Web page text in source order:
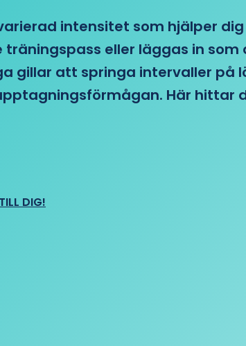
intensitet som hjälper
eller läggas in
gillar att springa intervaller på
Här hittar
DIG!